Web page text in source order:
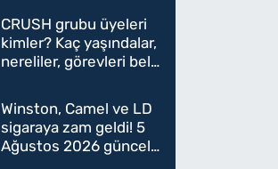
CRUSH grubu üyeleri
kimler? Kaç yaşındalar,
nereliler, görevleri belli
Winston, Camel ve LD
sigaraya zam geldi! 5
Ağustos 2026 güncel